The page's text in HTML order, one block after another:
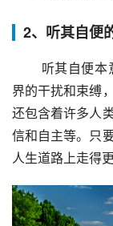
2、听其自便
界的干扰和束缚
还包含着许多人
信和自主等。只
人生道路上走得